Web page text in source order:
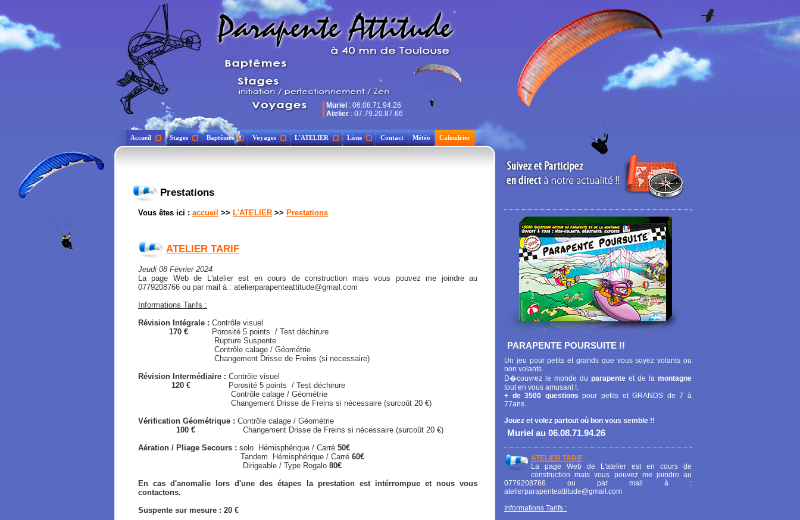
Muriel : 06.08.71.94.26
Atelier : 07.79.20.87.66
Accueil Stages Baptêmes Voyages L'ATELIER Liens Contact Météo Calendrier
Prestations
Vous êtes ici : accueil >> L'ATELIER >> Prestations
ATELIER TARIF
Jeudi 08 Février 2024
La page Web de L'atelier est en cours de construction mais vous pouvez me joindre au
0779208766 ou par mail à : atelierparapenteattitude@gmail.com
Informations Tarifs :
Révision Intégrale : Contrôle visuel
170 € Porosité 5 points / Test déchirure
Rupture Suspente
Contrôle calage / Géométrie
Changement Drisse de Freins (si necessaire)
Révision Intermédiaire : Contrôle visuel
120 € Porosité 5 points / Test déchirure
Contrôle calage / Géométrie
Changement Drisse de Freins si nécessaire (surcoût 20 €)
Vérification Géométrique : Contrôle calage / Géométrie
100 € Changement Drisse de Freins si nécessaire (surcoût 20 €)
Aération / Pliage Secours : solo Hémisphérique / Carré 50€
Tandem Hémisphérique / Carré 60€
Dirigeable / Type Rogalo 80€
En cas d'anomalie lors d'une des étapes la prestation est intérrompue et nous vous
contactons.
Suspente sur mesure : 20 €
PARAPENTE POURSUITE !!
Un jeu pour petits et grands que vous soyez volants ou
non volants.
D�couvrez le monde du parapente et de la montagne
tout en vous amusant !.
+ de 3500 questions pour petits et GRANDS de 7 à
77ans.
Jouez et volez partout où bon vous semble !!
Muriel au 06.08.71.94.26
ATELIER TARIF
La page Web de L'atelier est en cours de
construction mais vous pouvez me joindre au
0779208766 ou par mail à :
atelierparapenteattitude@gmail.com
Informations Tarifs :